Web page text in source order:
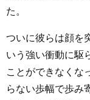
た。
ついに彼らは顔を
いう強い衝動に駆
ことができなくな
らない歩幅で歩み